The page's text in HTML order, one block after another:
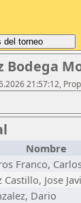
Bodega
21:57:12,
Nombre
Franco,
Castillo, Jose
Dario